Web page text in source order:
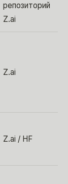
репозиторий
Z.ai
Z.ai
Z.ai / HF